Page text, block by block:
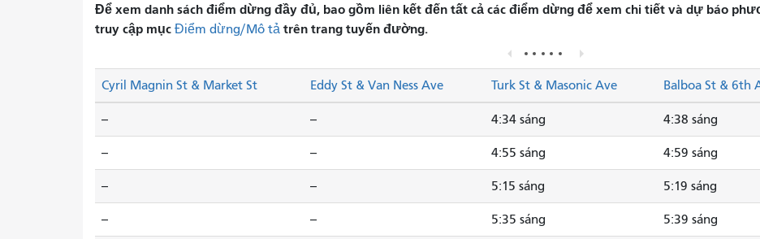
Để xem danh sách điểm dừng đầy đủ, bao gồm liên kết đến tất cả các điểm dừng để xem chi tiết và dự báo
truy cập mục Điểm dừng/Mô tả trên trang tuyến đường.
Cyril Magnin St & Market St Eddy St & Van Ness Ave Turk St & Masonic Ave Balboa St & 6th
-- -- 4:34 sáng 4:38 sáng
-- -- 4:55 sáng 4:59 sáng
-- -- 5:15 sáng 5:19 sáng
-- -- 5:35 sáng 5:39 sáng